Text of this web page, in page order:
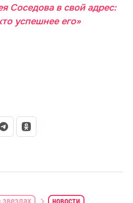
Соседова в свой адрес:
успешнее его»